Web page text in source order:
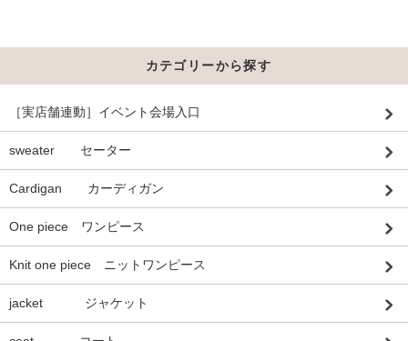
カテゴリーから探す
［実店舗連動］イベント会場入口
sweater セーター
Cardigan カーディガン
One piece ワンピース
Knit one piece ニットワンピース
jacket ジャケット